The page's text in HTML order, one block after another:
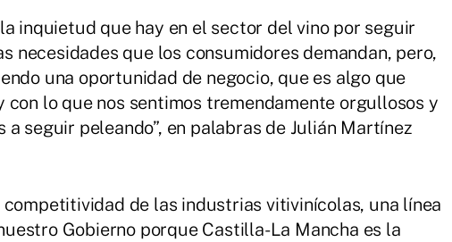
inquietud que hay en el sector del vino por seguir
necesidades que los consumidores demandan, pero,
una oportunidad de negocio, que es algo que
con lo que nos sentimos tremendamente orgullosos y
seguir peleando”, en palabras de Julián Martínez
de las industrias vitivinícolas, una línea
Gobierno porque Castilla-La Mancha es la